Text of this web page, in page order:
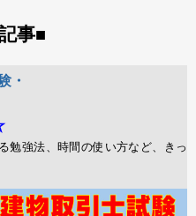
事■
・
勉強法、時間の使い方など、きっ